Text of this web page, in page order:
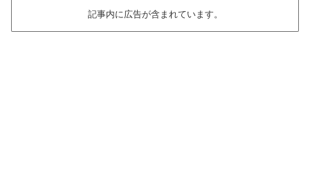
記事内に広告が含まれています。